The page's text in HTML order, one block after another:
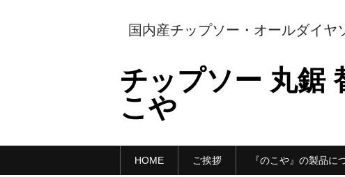
国内産チップソー・オールダイヤ
チップソー 丸鋸
こや
HOME ご挨拶 『のこや』の製品に